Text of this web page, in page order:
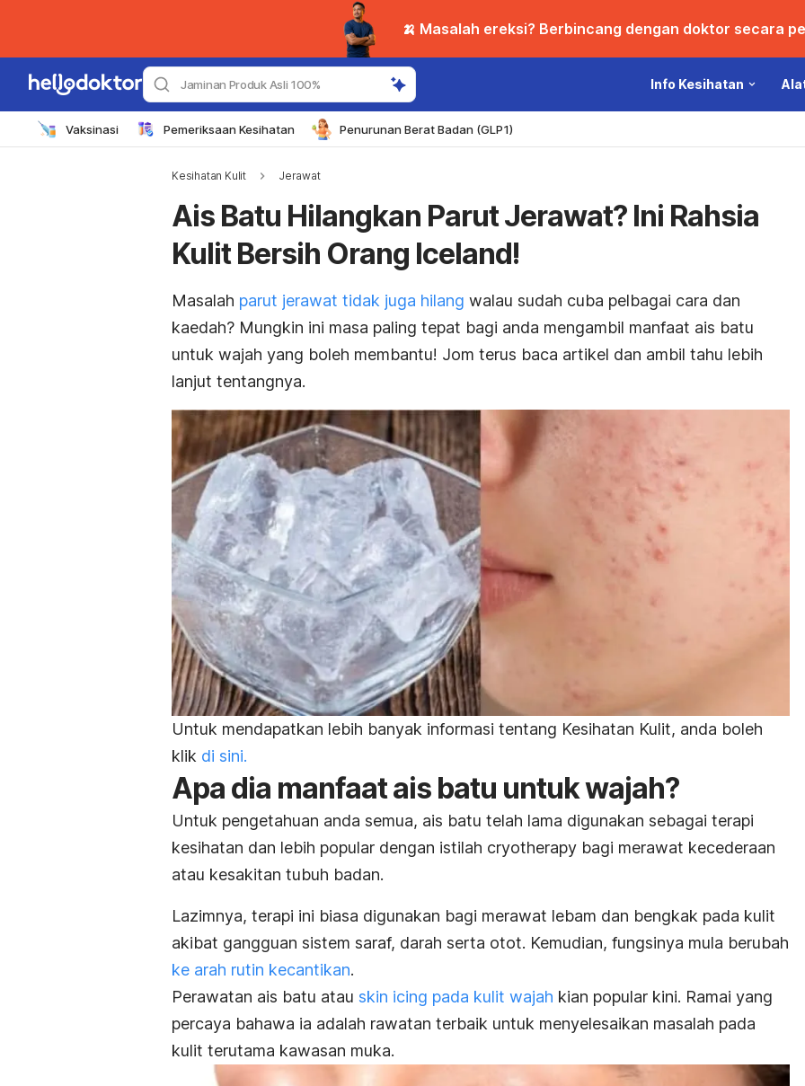
🍌 Masalah ereksi? Berbincang dengan doktor secara
Jaminan Produk Asli 100% Info Kesihatan
Vaksinasi Pemeriksaan Kesihatan Penurunan Berat Badan (GLP1)
Kesihatan Kulit Jerawat
Ais Batu Hilangkan Parut Jerawat? Ini Rahsia
Kulit Bersih Orang Iceland!
Masalah parut jerawat tidak juga hilang walau sudah cuba pelbagai cara dan
kaedah? Mungkin ini masa paling tepat bagi anda mengambil manfaat ais batu
untuk wajah yang boleh membantu! Jom terus baca artikel dan ambil tahu lebih
lanjut tentangnya.
Untuk mendapatkan lebih banyak informasi tentang Kesihatan Kulit, anda boleh
klik di sini.
Apa dia manfaat ais batu untuk wajah?
Untuk pengetahuan anda semua, ais batu telah lama digunakan sebagai terapi
kesihatan dan lebih popular dengan istilah cryotherapy bagi merawat kecederaan
atau kesakitan tubuh badan.
Lazimnya, terapi ini biasa digunakan bagi merawat lebam dan bengkak pada kulit
akibat gangguan sistem saraf, darah serta otot. Kemudian, fungsinya mula berubah
ke arah rutin kecantikan.
Perawatan ais batu atau skin icing pada kulit wajah kian popular kini. Ramai yang
percaya bahawa ia adalah rawatan terbaik untuk menyelesaikan masalah pada
kulit terutama kawasan muka.